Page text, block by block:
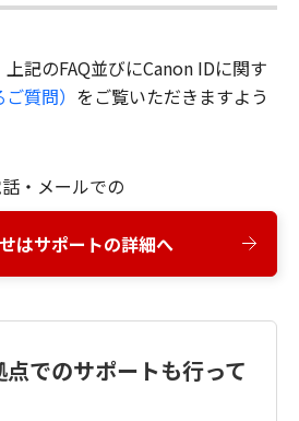
記のFAQ並びにCanon IDに関す
質問） をご覧いただきますよう
・メールでの
はサポートの詳細へ
でのサポートも行って